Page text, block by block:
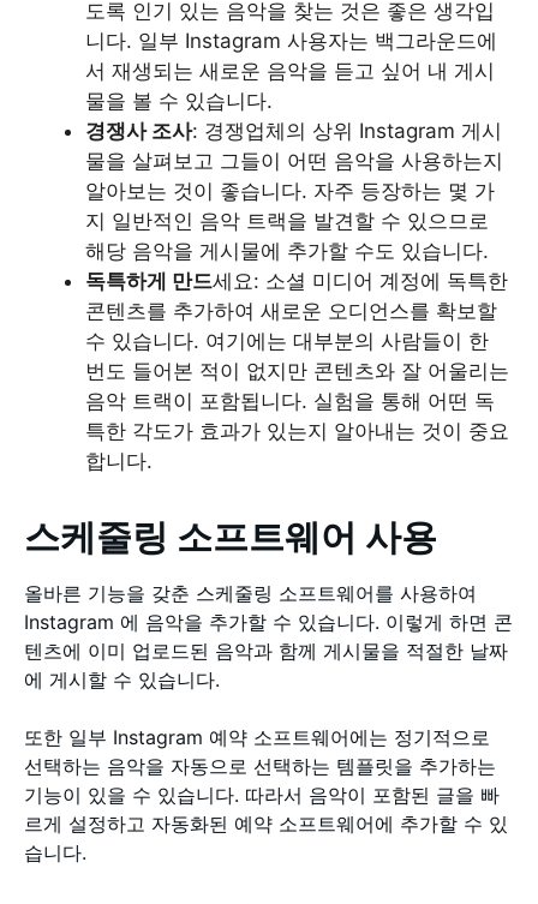
도록 인기 있는 음악을 찾는 것은 좋은 생각입
니다. 일부 Instagram 사용자는 백그라운드에
서 재생되는 새로운 음악을 듣고 싶어 내 게시
물을 볼 수 있습니다.
경쟁사 조사: 경쟁업체의 상위 Instagram 게시
물을 살펴보고 그들이 어떤 음악을 사용하는지
알아보는 것이 좋습니다. 자주 등장하는 몇 가
지 일반적인 음악 트랙을 발견할 수 있으므로
해당 음악을 게시물에 추가할 수도 있습니다.
독특하게 만드세요: 소셜 미디어 계정에 독특한
콘텐츠를 추가하여 새로운 오디언스를 확보할
수 있습니다. 여기에는 대부분의 사람들이 한
번도 들어본 적이 없지만 콘텐츠와 잘 어울리는
음악 트랙이 포함됩니다. 실험을 통해 어떤 독
특한 각도가 효과가 있는지 알아내는 것이 중요
합니다.
스케줄링 소프트웨어 사용
올바른 기능을 갖춘 스케줄링 소프트웨어를 사용하여
Instagram 에 음악을 추가할 수 있습니다. 이렇게 하면 콘
텐츠에 이미 업로드된 음악과 함께 게시물을 적절한 날짜
에 게시할 수 있습니다.
또한 일부 Instagram 예약 소프트웨어에는 정기적으로
선택하는 음악을 자동으로 선택하는 템플릿을 추가하는
기능이 있을 수 있습니다. 따라서 음악이 포함된 글을 빠
르게 설정하고 자동화된 예약 소프트웨어에 추가할 수 있
습니다.